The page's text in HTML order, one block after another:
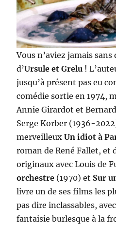
Vous n’aviez jamais
d’Ursule et Grelu !
jusqu’à présent pas eu
comédie sortie en 1974,
Annie Girardot et
Serge Korber (1936-
merveilleuxUn idiot à
roman de René Fallet, et
originaux avec Louis de
orchestre (1970) et Sur
livre un de ses films les
pas dire inclassables,
fantaisie burlesque à la